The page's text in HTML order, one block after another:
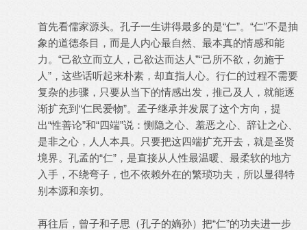
首先看儒家源头。孔子一生讲得最多的是“仁”。“仁”不是抽
象的道德条目，而是人内心最自然、最本真的情感和能
力。“己欲立而立人，己欲达而达人”“己所不欲，勿施于
人”，这些话听起来朴素，却直指人心。行仁的过程不需要
复杂的步骤，只要从当下的情感出发，推己及人，就能逐
渐扩充到“仁民爱物”。孟子继承并发展了这个方向，提
出“性善论”和“四端”说：恻隐之心、羞恶之心、辞让之心、
是非之心，人人本具。只要把这四端扩充开去，就是圣贤
境界。孔孟的“仁”，是直接从人性最温暖、最柔软的地方
入手，不绕弯子，也不依赖外在的繁琐功夫，所以显得特
别本源和亲切。
再往后，曾子和子思（孔子的嫡孙）把“仁”的功夫进一步